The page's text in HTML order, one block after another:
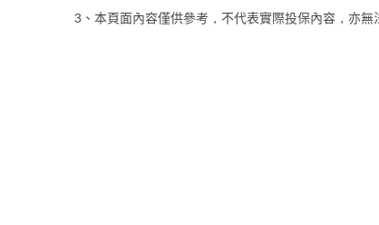
3、本頁面內容僅供參考，不代表實際投保內容，亦